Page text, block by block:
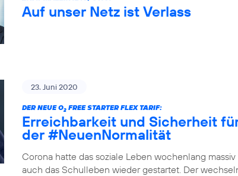
Auf unser Netz ist Verlass
23. Juni 2020
DER NEUE O2 FREE STARTER FLEX TARIF:
Erreichbarkeit und Sicherheit
der #NeuenNormalität
Corona hatte das soziale Leben wochenlang
auch das Schulleben wieder gestartet. Der